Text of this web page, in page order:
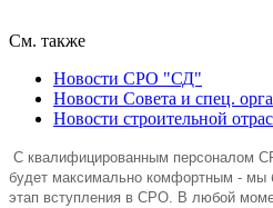
См. также
Новости СРО "СД"
Новости Совета и спец.
Новости строительной
C квалифицированным персоналом
будет максимально комфортным - мы
этап вступления в СРО. В любой